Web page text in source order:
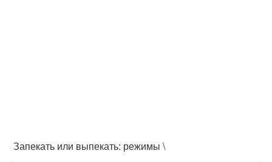
Запекать или выпекать: режимы \